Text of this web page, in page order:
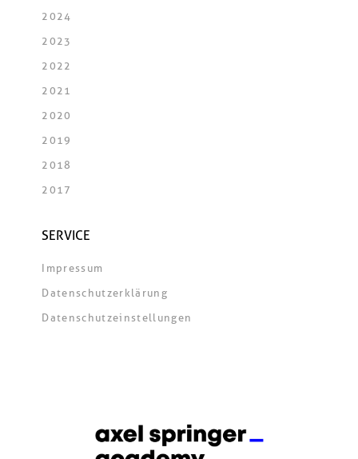
2024
2023
2022
2021
2020
2019
2018
2017
SERVICE
Impressum
Datenschutzerklärung
Datenschutzeinstellungen